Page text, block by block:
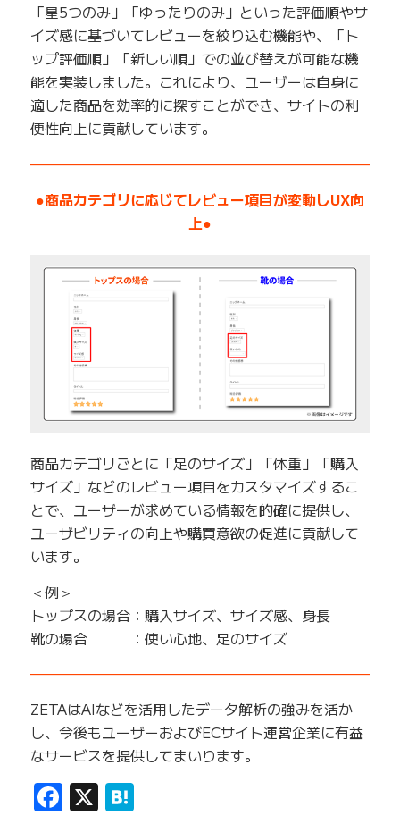
「星5つのみ」「ゆったりのみ」といった評価順やサ
イズ感に基づいてレビューを絞り込む機能や、「ト
ップ評価順」「新しい順」での並び替えが可能な機
能を実装しました。これにより、ユーザーは自身に
適した商品を効率的に探すことができ、サイトの利
便性向上に貢献しています。
●商品カテゴリに応じてレビュー項目が変動しUX向
上●
商品カテゴリごとに「足のサイズ」「体重」「購入
サイズ」などのレビュー項目をカスタマイズするこ
とで、ユーザーが求めている情報を的確に提供し、
ユーザビリティの向上や購買意欲の促進に貢献して
います。
＜例＞
トップスの場合：購入サイズ、サイズ感、身長
靴の場合 ：使い心地、足のサイズ
ZETAはAIなどを活用したデータ解析の強みを活か
し、今後もユーザーおよびECサイト運営企業に有益
なサービスを提供してまいります。
Facebook
X Hatena